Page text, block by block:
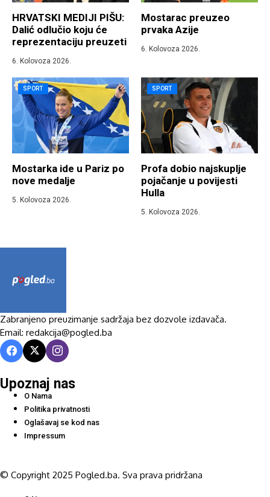
HRVATSKI MEDIJI PIŠU:
Dalić odlučio koju će
reprezentaciju preuzeti
6. Kolovoza 2026.
Mostarac preuzeo
prvaka Azije
6. Kolovoza 2026.
SPORT
Mostarka ide u Pariz po
nove medalje
5. Kolovoza 2026.
SPORT
Profa dobio najskuplje
pojačanje u povijesti
Hulla
5. Kolovoza 2026.
Zabranjeno preuzimanje sadržaja bez dozvole izdavača.
Email: redakcija@pogled.ba
Upoznaj nas
O Nama
Politika privatnosti
Oglašavaj se kod nas
Impressum
© Copyright 2025 Pogled.ba. Sva prava pridržana